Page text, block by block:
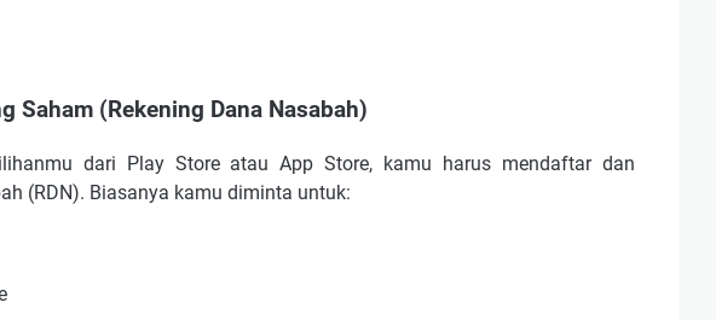
Saham (Rekening Dana Nasabah)
dari Play Store atau App Store, kamu harus mendaftar dan
(RDN). Biasanya kamu diminta untuk: